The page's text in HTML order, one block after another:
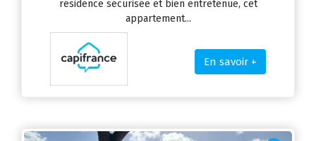
résidence sécurisée et bien entretenue, cet
appartement...
En savoir +